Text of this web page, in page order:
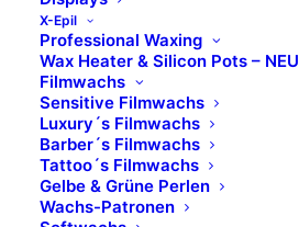
X-Epil
Professional Waxing
Wax Heater & Silicon Pots – NEU
Filmwachs
Sensitive Filmwachs
Luxury´s Filmwachs
Barber´s Filmwachs
Tattoo´s Filmwachs
Gelbe & Grüne Perlen
Wachs-Patronen